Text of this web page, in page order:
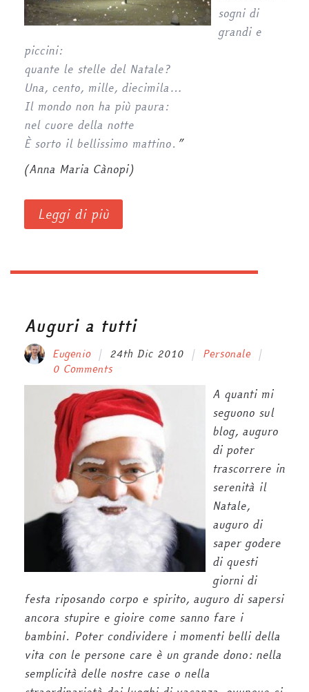
sogni di
grandi e
piccini:
quante le stelle del Natale?
Una, cento, mille, diecimila…
Il mondo non ha più paura:
nel cuore della notte
È sorto il bellissimo mattino. ”
(Anna Maria Cànopi)
Leggi di più
Auguri a tutti
Eugenio 24th Dic 2010
Personale
0 Comments
A quanti mi
seguono sul
blog, auguro
di poter
trascorrere in
serenità il
Natale,
auguro di
saper godere
di questi
giorni di
festa riposando corpo e spirito, auguro di sapersi
ancora stupire e gioire come sanno fare i
bambini. Poter condividere i momenti belli della
vita con le persone care è un grande dono: nella
semplicità delle nostre case o nella